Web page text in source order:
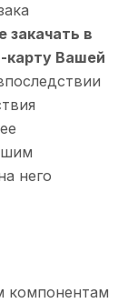
закачать в
Вашей
него
компонентам